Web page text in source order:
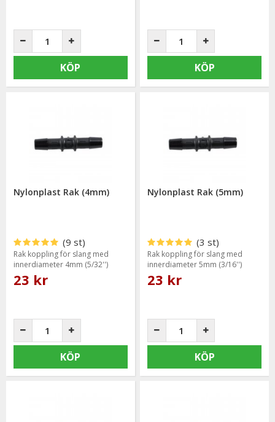
KÖP KÖP
Nylonplast Rak (4mm)
(9 st)
Rak koppling för slang med
innerdiameter 4mm (5/32'')
23 kr
KÖP
Nylonplast Rak (5mm)
(3 st)
Rak koppling för slang med
innerdiameter 5mm (3/16'')
23 kr
KÖP